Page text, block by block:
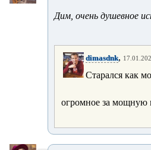
Дим, очень душевное
dimasdnk,
Старался как
огромное за мощную